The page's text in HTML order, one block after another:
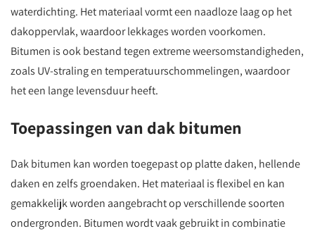
waterdichting. Het materiaal vormt een naadloze laag op het
dakoppervlak, waardoor lekkages worden voorkomen.
Bitumen is ook bestand tegen extreme weersomstandigheden,
zoals UV-straling en temperatuurschommelingen, waardoor
het een lange levensduur heeft.
Toepassingen van dak bitumen
Dak bitumen kan worden toegepast op platte daken, hellende
daken en zelfs groendaken. Het materiaal is flexibel en kan
gemakkelijk worden aangebracht op verschillende soorten
ondergronden. Bitumen wordt vaak gebruikt in combinatie